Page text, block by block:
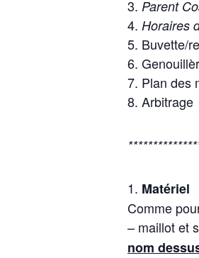
Parent
Horaires
Buvette/
Plan des
Arbitrage
Matériel
Comme
– maillot et
nom